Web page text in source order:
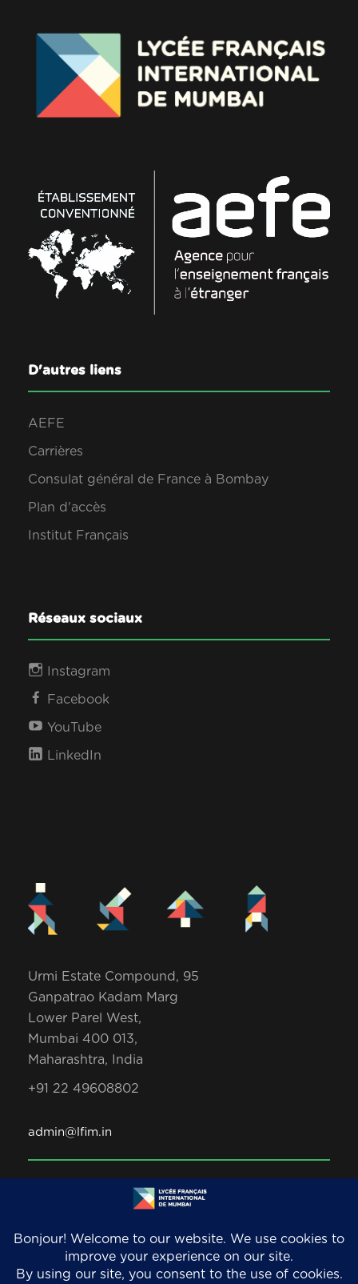
D'autres liens
AEFE
Carrières
Consulat général de France à Bombay
Plan d'accès
Institut Français
Réseaux sociaux
Instagram
Facebook
YouTube
LinkedIn
Urmi Estate Compound, 95
Ganpatrao Kadam Marg
Lower Parel West,
Mumbai 400 013,
Maharashtra, India
+91 22 49608802
admin@lfim.in